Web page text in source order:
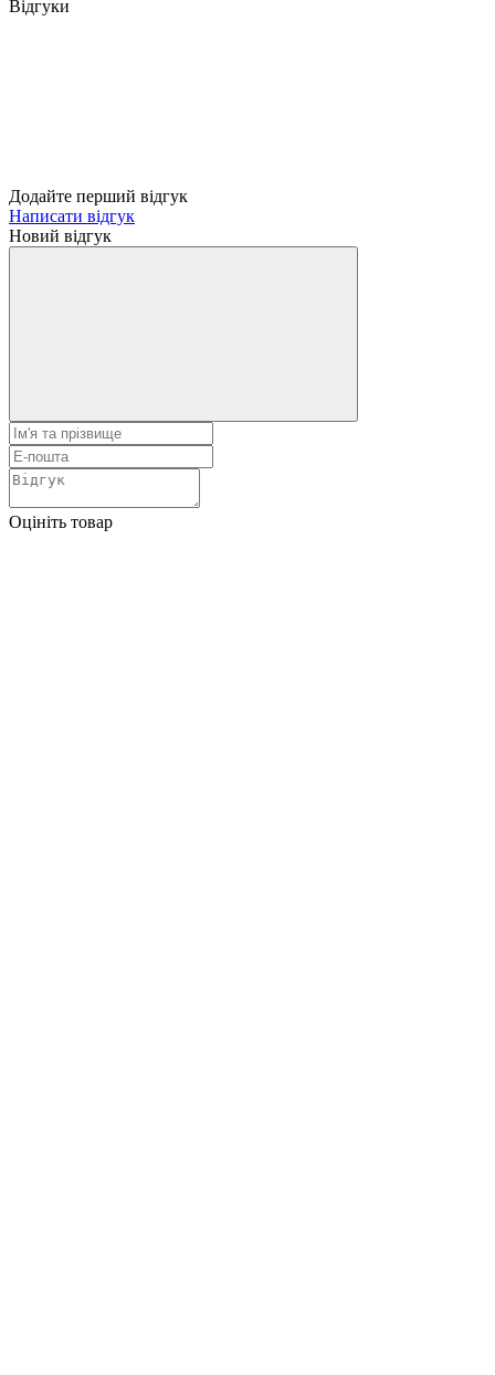
Відгуки
Додайте перший відгук
Написати відгук
Новий відгук
Оцініть товар